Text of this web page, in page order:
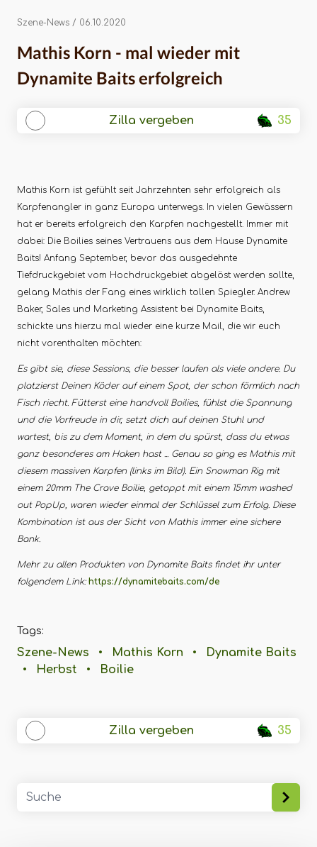
Szene-News / 06.10.2020
Mathis Korn - mal wieder mit
Dynamite Baits erfolgreich
Zilla vergeben 35
Mathis Korn ist gefühlt seit Jahrzehnten sehr erfolgreich als
Karpfenangler in ganz Europa unterwegs. In vielen Gewässern
hat er bereits erfolgreich den Karpfen nachgestellt. Immer mit
dabei: Die Boilies seines Vertrauens aus dem Hause Dynamite
Baits! Anfang September, bevor das ausgedehnte
Tiefdruckgebiet vom Hochdruckgebiet abgelöst werden sollte,
gelang Mathis der Fang eines wirklich tollen Spiegler. Andrew
Baker, Sales und Marketing Assistent bei Dynamite Baits,
schickte uns hierzu mal wieder eine kurze Mail, die wir euch
nicht vorenthalten möchten:
Es gibt sie, diese Sessions, die besser laufen als viele andere. Du
platzierst Deinen Köder auf einem Spot, der schon förmlich nach
Fisch riecht. Fütterst eine handvoll Boilies, fühlst die Spannung
und die Vorfreude in dir, setzt dich auf deinen Stuhl und
wartest, bis zu dem Moment, in dem du spürst, dass du etwas
ganz besonderes am Haken hast ... Genau so ging es Mathis mit
diesem massiven Karpfen (links im Bild). Ein Snowman Rig mit
einem 20mm The Crave Boilie, getoppt mit einem 15mm washed
out PopUp, waren wieder einmal der Schlüssel zum Erfolg. Diese
Kombination ist aus der Sicht von Mathis immer eine sichere
Bank.
Mehr zu allen Produkten von Dynamite Baits findet ihr unter
folgendem Link: https://dynamitebaits.com/de
Tags:
Szene-News • Mathis Korn •
Dynamite Baits
•
Herbst • Boilie
Zilla vergeben 35